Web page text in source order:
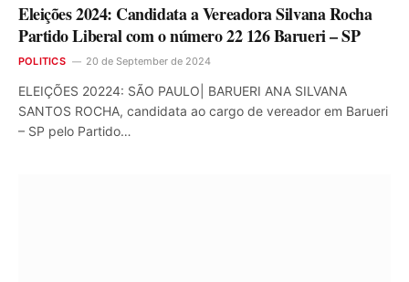
Eleições 2024: Candidata a Vereadora Silvana Rocha
Partido Liberal com o número 22 126 Barueri – SP
POLITICS 20 de September de 2024
ELEIÇÕES 20224: SÃO PAULO| BARUERI ANA SILVANA
SANTOS ROCHA, candidata ao cargo de vereador em Barueri
– SP pelo Partido…